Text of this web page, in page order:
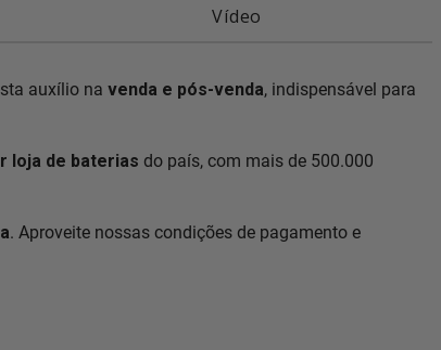
Vídeo
auxílio na venda e pós-venda, indispensável para
loja de baterias do país, com mais de 500.000
. Aproveite nossas condições de pagamento e